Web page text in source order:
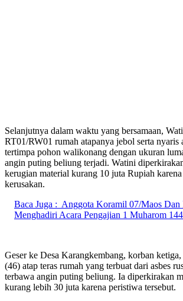
Selanjutnya dalam waktu yang bersamaan,
RT01/RW01 rumah atapanya jebol serta nyaris
tertimpa pohon walikonang dengan ukuran
angin puting beliung terjadi. Watini
kerugian material kurang 10 juta Rupiah
kerusakan.
Baca Juga : Anggota Koramil 07/Maos Dan
Menghadiri Acara Pengajian 1 Muharom
Geser ke Desa Karangkembang, korban
(46) atap teras rumah yang terbuat dari asbes
terbawa angin puting beliung. Ia diperkirakan
kurang lebih 30 juta karena peristiwa tersebut.